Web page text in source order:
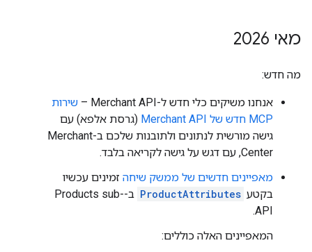
מאי 2026
מה חדש:
אנחנו משיקים כלי חדש ל-Merchant API –
שירות
MCP חדש של Merchant API
(גרסת אלפא) עם
גישה מורשית לנתונים ולתובנות שלכם ב-Merchant
Center, עם דגש על גישה לקריאה בלבד.
מאפיינים חדשים של ממשק שיחה זמינים עכשיו
בקטע ProductAttributes
ב-Products sub-
API.
המאפיינים האלה כוללים: